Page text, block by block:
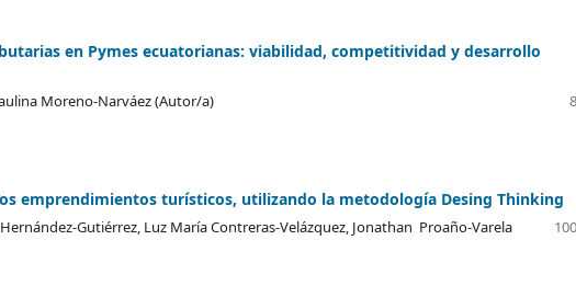
en Pymes ecuatorianas: viabilidad, competitividad y desarrollo
Moreno-Narváez (Autor/a)
emprendimientos turísticos, utilizando la metodología Desing Thinking
Gutiérrez, Luz María Contreras-Velázquez, Jonathan Proaño-Varela